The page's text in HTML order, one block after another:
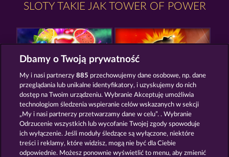
SLOTY TAKIE JAK TOWER OF POWER
7 SUPERNOVA FRUITS EXPLODIAC MAXI PLAY
Dbamy o Twoją prywatność
My i nasi partnerzy885 przechowujemy dane osobowe, np. dane
przeglądania lub unikalne identyfikatory, i uzyskujemy do nich
dostęp na Twoim urządzeniu. Wybranie Akceptuję umożliwia
technologiom śledzenia wspieranie celów wskazanych w sekcji
„My i nasi partnerzy przetwarzamy dane w celu”. . Wybranie
Odrzucenie wszystkich lub wycofanie Twojej zgody spowoduje
ich wyłączenie. Jeśli moduły śledzące są wyłączone, niektóre
treści i reklamy, które widzisz, mogą nie być dla Ciebie
odpowiednie. Możesz ponownie wyświetlić to menu, aby zmienić